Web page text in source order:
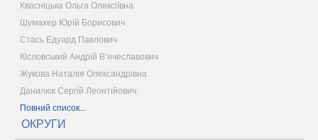
Квасніцька Ольга Олексіївна
Шумахер Юрій Борисович
Стась Едуард Павлович
Кісловський Андрій В’ячеславович
Жукова Наталія Олександрівна
Данилюк Сергій Леонтійович
Повний список...
ОКРУГИ